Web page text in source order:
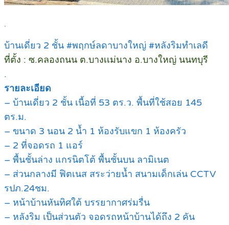
.
บ้านเดี่ยว 2 ชั้น #พฤกษ์ลดาบางใหญ่ #หลังริมทำเลดี
ที่ตั้ง : ซ.คลองถนน ต.บางเเม่นาง อ.บางใหญ่ นนทบุรี
.
รายละเอียด
– บ้านเดี่ยว 2 ชั้น เนื้อที่ 53 ตร.ว. พื้นที่ใช้สอย 145
ตร.ม.
– ขนาด 3 นอน 2 น้ำ 1 ห้องรับแขก 1 ห้องครัว
– 2 ที่จอดรถ 1 แอร์
– พื้นชั้นล่าง แกรนิตโต้ พื้นชั้นบน ลามิเนต
– ส่วนกลางมี ฟิตเนส สระว่ายน้ำ สนามเด็กเล่น CCTV
รปภ.24ชม.
– หน้าบ้านหันทิศใต้ บรรยากาศร่มรื่น
– หลังริม เป็นส่วนตัว จอดรถหน้าบ้านได้ถึง 2 คัน